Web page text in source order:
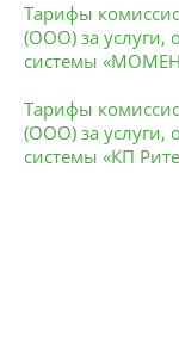
Тарифы
(ООО) за услуги,
системы
Тарифы
(ООО) за услуги,
системы «КП